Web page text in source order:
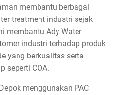
membantu berbagai
treatment industri sejak
membantu Ady Water
industri terhadap produk
yang berkualitas serta
seperti COA.
menggunakan PAC